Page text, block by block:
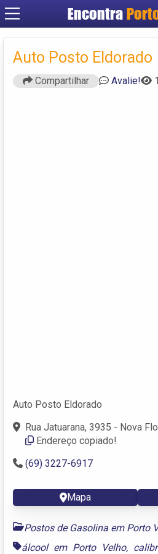
Encontra
Criar
Auto Posto Eldorado
Compartilhar Avalie!
Auto Posto Eldorado
Rua Jatuarana, 3935 - Nova
Endereço copiado!
(69) 3227-6917
Mapa
Postos de Gasolina em Porto
álcool em Porto Velho,